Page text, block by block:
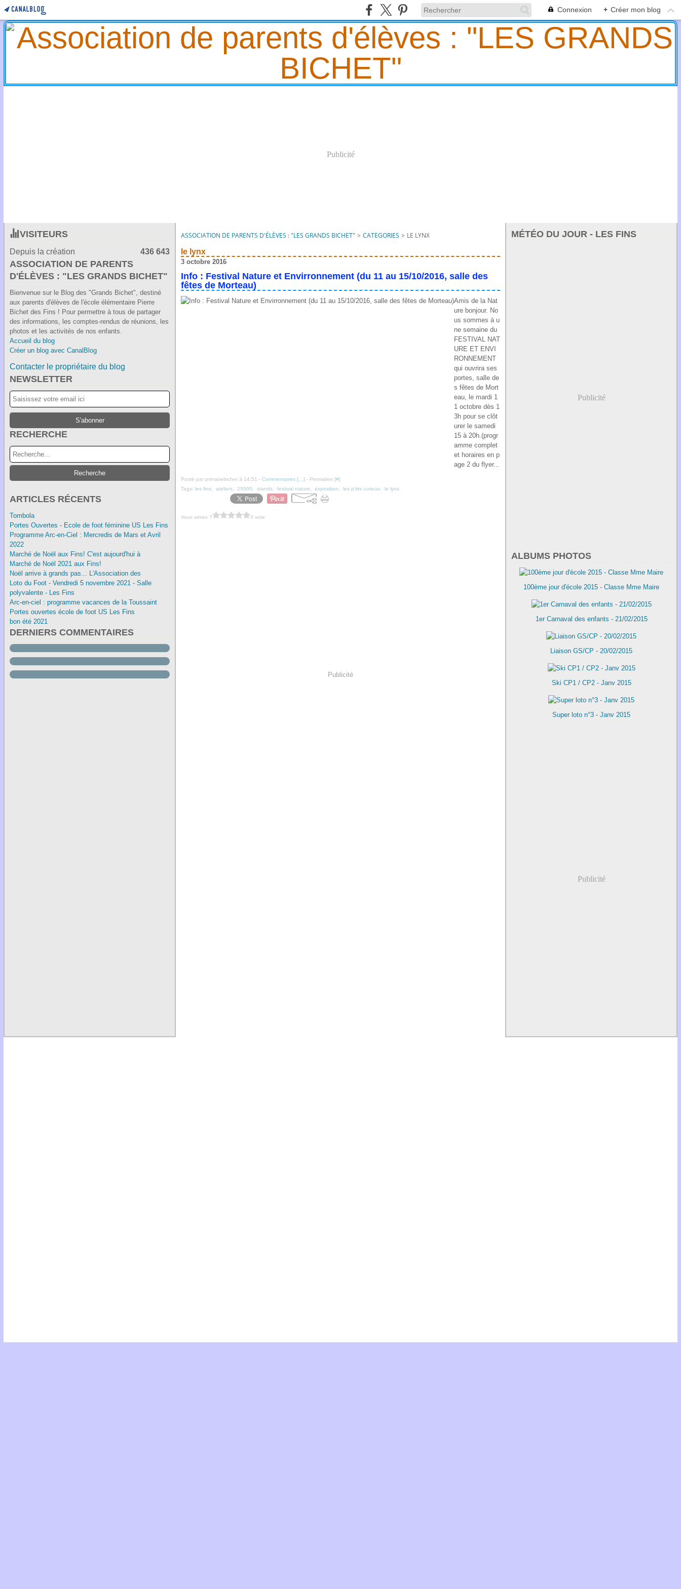
Connexion + Créer mon blog
Publicité
VISITEURS
Depuis la création 436 643
ASSOCIATION DE PARENTS
D'ÉLÈVES : "LES GRANDS BICHET"
Bienvenue sur le Blog des "Grands Bichet", destiné
aux parents d'élèves de l'école élémentaire Pierre
Bichet des Fins ! Pour permettre à tous de partager
des informations, les comptes-rendus de réunions, les
photos et les activités de nos enfants.
Accueil du blog
Créer un blog avec CanalBlog
Contacter le propriétaire du blog
NEWSLETTER
RECHERCHE
ARTICLES RÉCENTS
Tombola
Portes Ouvertes - Ecole de foot féminine US Les Fins
Programme Arc-en-Ciel : Mercredis de Mars et Avril
2022
Marché de Noël aux Fins! C'est aujourd'hui à
Marché de Noël 2021 aux Fins!
Noël arrive à grands pas... L'Association des
Loto du Foot - Vendredi 5 novembre 2021 - Salle
polyvalente - Les Fins
Arc-en-ciel : programme vacances de la Toussaint
Portes ouvertes école de foot US Les Fins
bon été 2021
DERNIERS COMMENTAIRES
ASSOCIATION DE PARENTS D'ÉLÈVES : "LES GRANDS BICHET" > CATEGORIES > LE LYNX
le lynx
3 octobre 2016
Info : Festival Nature et Envirronnement (du 11 au 15/10/2016, salle des
fêtes de Morteau)
Amis de la Nat
ure bonjour. No
us sommes à u
ne semaine du
FESTIVAL NAT
URE ET ENVI
RONNEMENT
qui ouvrira ses
portes, salle de
s fêtes de Mort
eau, le mardi 1
1 octobre dès 1
3h pour se clôt
urer le samedi
15 à 20h.(progr
amme complet
et horaires en p
age 2 du flyer...
Posté par primairebichet à 14:51 - Commentaires [ ] - Permalien [#]
Tags: les fins ateliers 25500 stands festival nature exposition les p'tits curieux le lynx
Vous aimez ? 0 vote
Publicité
MÉTÉO DU JOUR - LES FINS
Publicité
ALBUMS PHOTOS
100ème jour d'école 2015 - Classe Mme Maire
1er Carnaval des enfants - 21/02/2015
Liaison GS/CP - 20/02/2015
Ski CP1 / CP2 - Janv 2015
Super loto n°3 - Janv 2015
Publicité